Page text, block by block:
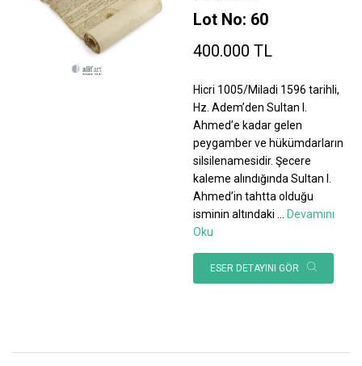
Lot No: 60
400.000 TL
Hicri 1005/Miladi 1596 tarihli,
Hz. Adem’den Sultan I.
Ahmed’e kadar gelen
peygamber ve hükümdarların
silsilenamesidir. Şecere
kaleme alındığında Sultan I.
Ahmed’in tahtta olduğu
isminin altındaki
Devamını
Oku
ESER DETAYINI GÖR